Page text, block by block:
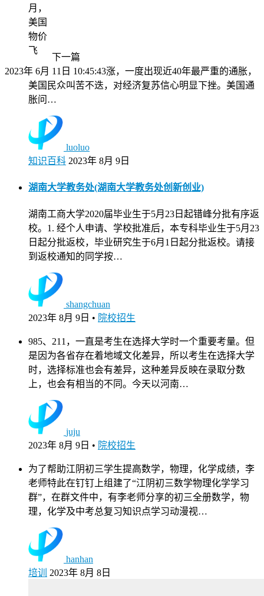
下一篇
2023年 6月 11日 10:45:43
月，
美国
物价
飞
涨，一度出现近40年最严重的通胀，
美国民众叫苦不迭，对经济复苏信心明显下挫。美国通
胀问…
luoluo
知识百科 2023年 8月 9日
湖南大学教务处(湖南大学教务处创新创业)
湖南工商大学2020届毕业生于5月23日起错峰分批有序返
校。1. 经个人申请、学校批准后，本专科毕业生于5月23
日起分批返校，毕业研究生于6月1日起分批返校。请接
到返校通知的同学按…
shangchuan
2023年 8月 9日 • 院校招生
985、211，一直是考生在选择大学时一个重要考量。但
是因为各省存在着地域文化差异，所以考生在选择大学
时，选择标准也会有差异，这种差异反映在录取分数
上，也会有相当的不同。今天以河南…
juju
2023年 8月 9日 • 院校招生
为了帮助江阴初三学生提高数学，物理，化学成绩，李
老师特此在钉钉上组建了“江阴初三数学物理化学学习
群”，在群文件中，有李老师分享的初三全册数学，物
理，化学及中考总复习知识点学习动漫视…
hanhan
培训
2023年 8月 8日